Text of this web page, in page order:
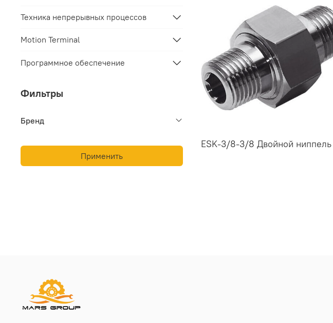
ESK-3/8-3/8 Двойной ниппель
Техника непрерывных процессов
Motion Terminal
Программное обеспечение
Фильтры
Бренд
Применить